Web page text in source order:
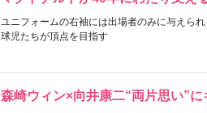
ユニフォームの右袖には出場者のみに与えら
球児たちが頂点を目指す
森崎ウィン×向井康二“両片思い”